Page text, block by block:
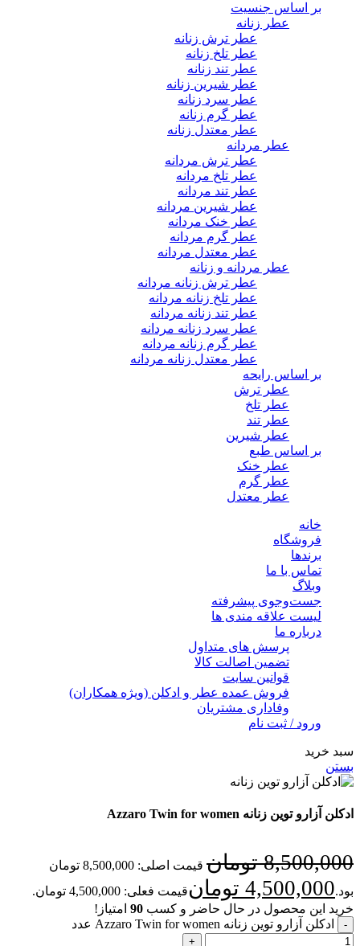
بر اساس جنسیت
عطر زنانه
عطر ترش زنانه
عطر تلخ زنانه
عطر تند زنانه
عطر شیرین زنانه
عطر سرد زنانه
عطر گرم زنانه
عطر معتدل زنانه
عطر مردانه
عطر ترش مردانه
عطر تلخ مردانه
عطر تند مردانه
عطر شیرین مردانه
عطر خنک مردانه
عطر گرم مردانه
عطر معتدل مردانه
عطر مردانه و زنانه
عطر ترش زنانه مردانه
عطر تلخ زنانه مردانه
عطر تند زنانه مردانه
عطر سرد زنانه مردانه
عطر گرم زنانه مردانه
عطر معتدل زنانه مردانه
بر اساس رایحه
عطر ترش
عطر تلخ
عطر تند
عطر شیرین
بر اساس طبع
عطر خنک
عطر گرم
عطر معتدل
خانه
فروشگاه
برندها
تماس با ما
وبلاگ
جست‌وجوی پیشرفته
لیست علاقه مندی ها
درباره ما
پرسش های متداول
تضمین اصالت کالا
قوانین سایت
فروش عمده عطر و ادکلن (ویژه همکاران)
وفاداری مشتریان
ورود / ثبت نام
سبد خرید
بستن
ادکلن آزارو توین زنانه Azzaro Twin for women
8,500,000 تومان
قیمت اصلی: 8,500,000 تومان
بود.4,500,000 تومانقیمت فعلی: 4,500,000 تومان.
خرید این محصول در حال حاضر و کسب 90 امتیاز!
ادکلن آزارو توین زنانه Azzaro Twin for women عدد